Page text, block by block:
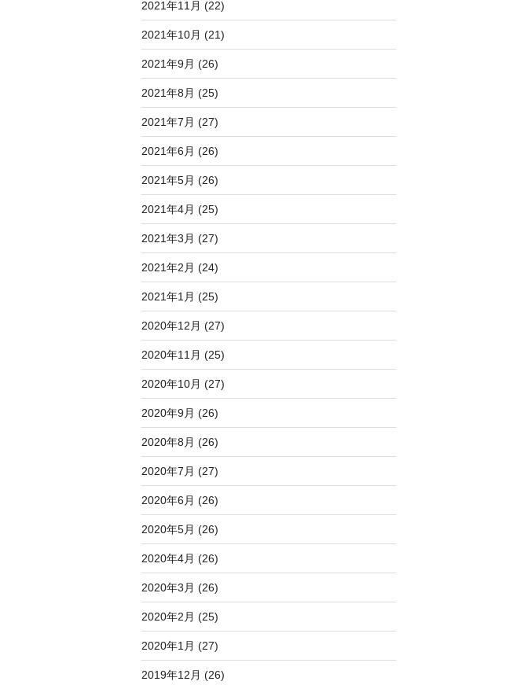
2021年11月 (22)
2021年10月 (21)
2021年9月 (26)
2021年8月 (25)
2021年7月 (27)
2021年6月 (26)
2021年5月 (26)
2021年4月 (25)
2021年3月 (27)
2021年2月 (24)
2021年1月 (25)
2020年12月 (27)
2020年11月 (25)
2020年10月 (27)
2020年9月 (26)
2020年8月 (26)
2020年7月 (27)
2020年6月 (26)
2020年5月 (26)
2020年4月 (26)
2020年3月 (26)
2020年2月 (25)
2020年1月 (27)
2019年12月 (26)